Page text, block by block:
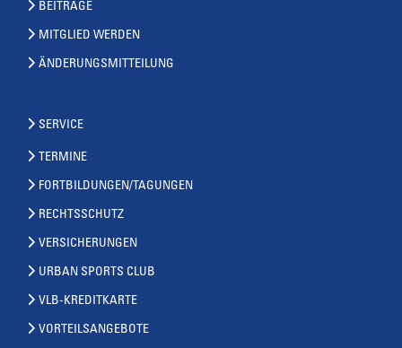
BEITRÄGE
MITGLIED WERDEN
ÄNDERUNGSMITTEILUNG
SERVICE
TERMINE
FORTBILDUNGEN/TAGUNGEN
RECHTSSCHUTZ
VERSICHERUNGEN
URBAN SPORTS CLUB
VLB-KREDITKARTE
VORTEILSANGEBOTE